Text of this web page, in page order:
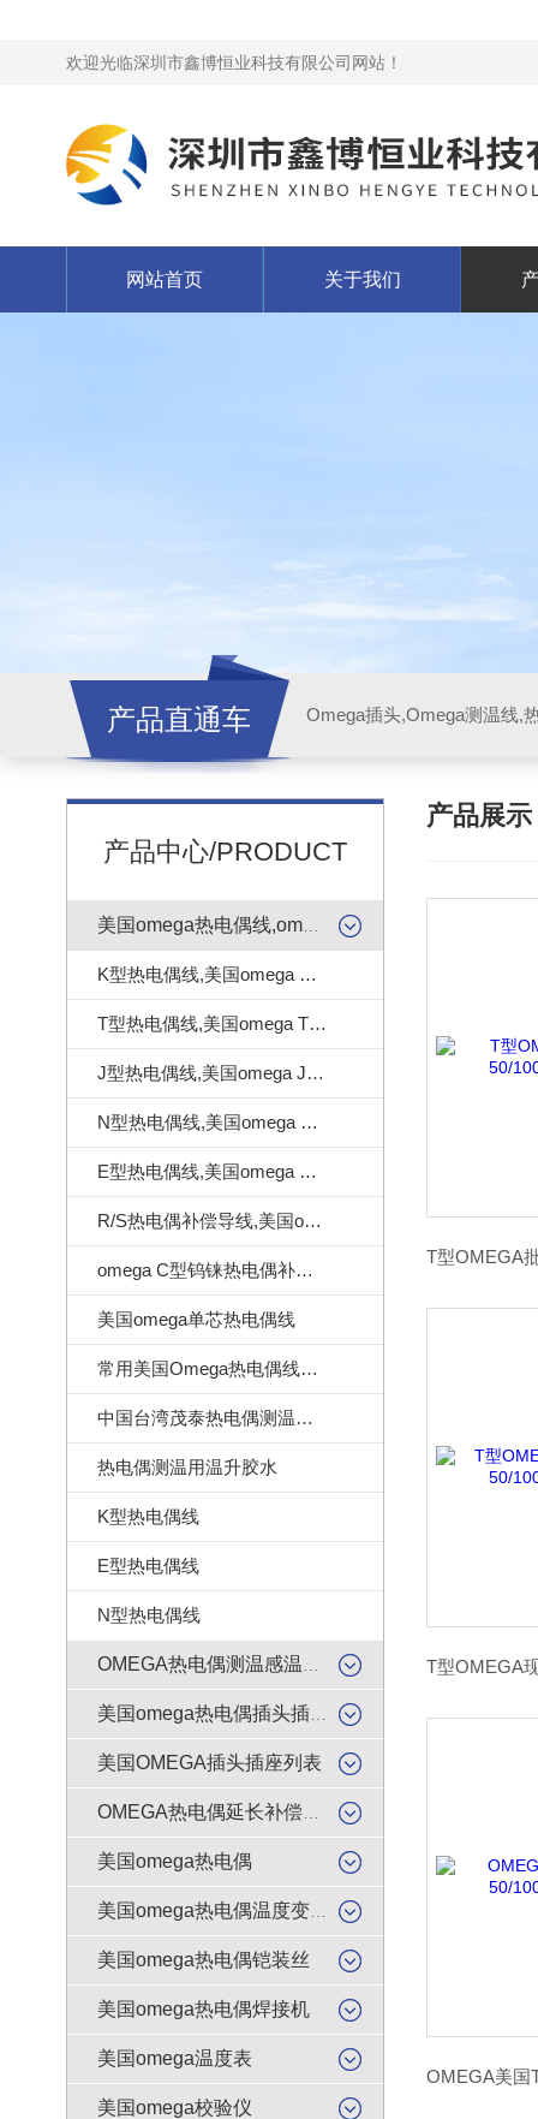
欢迎光临深圳市鑫博恒业科技有限公司网站！
网站首页 关于我们
产品直通车
产品中心/PRODUCT
K型热电偶线,美国omega K型热电偶线
T型热电偶线,美国omega T型热电偶线
J型热电偶线,美国omega J型热电偶线
N型热电偶线,美国omega N型热电偶线
E型热电偶线,美国omega E型热电偶线
R/S热电偶补偿导线,美国omega热电偶补偿导线
omega C型钨铼热电偶补偿导线
美国omega单芯热电偶线
常用美国Omega热电偶线订做样式
中国台湾茂泰热电偶测温线|耐温260度
热电偶测温用温升胶水
K型热电偶线
E型热电偶线
N型热电偶线
美国OMEGA插头插座列表
美国omega热电偶
美国omega热电偶铠装丝
美国omega热电偶焊接机
美国omega温度表
美国omega校验仪
产品展示